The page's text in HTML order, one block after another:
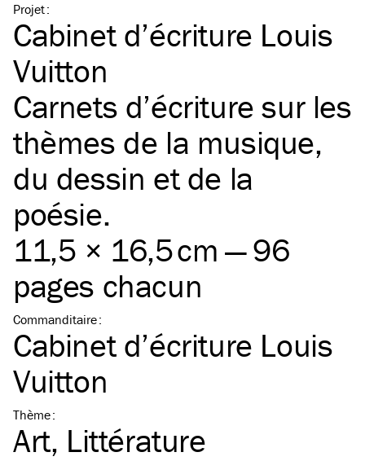
Projet:
Cabinet d’écriture Louis
Vuitton
Carnets d’écriture sur les
thèmes de la musique,
du dessin et de la
poésie.
11,5 × 16,5 cm — 96
pages chacun
Commanditaire:
Cabinet d’écriture Louis
Vuitton
Thème:
Art Littérature